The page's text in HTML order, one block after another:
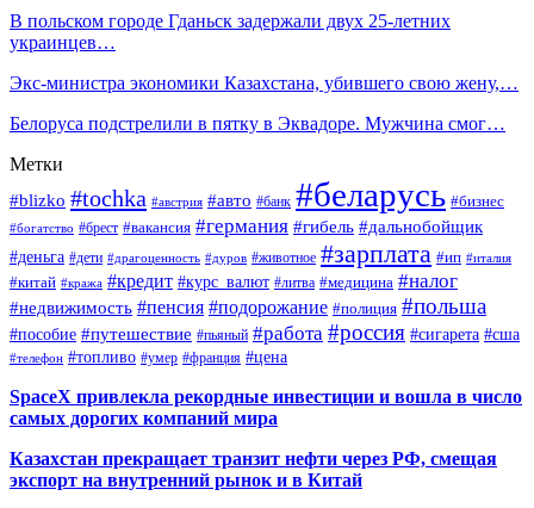
В польском городе Гданьск задержали двух 25-летних
украинцев…
Экс-министра экономики Казахстана, убившего свою жену,…
Белоруса подстрелили в пятку в Эквадоре. Мужчина смог…
Метки
#blizko #tochka #австрия #авто #банк #беларусь #бизнес
#богатство #брест #вакансия #германия #гибель #дальнобойщик
#деньга #дети #драгоценность #дуров #животное #зарплата #ип #италия
#китай #кража #кредит #курс_валют #литва #медицина #налог
#недвижимость #пенсия #подорожание #полиция #польша
#пособие #путешествие #пьяный #работа #россия #сигарета #сша
#телефон #топливо #умер #франция #цена
SpaceX привлекла рекордные инвестиции и вошла в число
самых дорогих компаний мира
Казахстан прекращает транзит нефти через РФ, смещая
экспорт на внутренний рынок и в Китай